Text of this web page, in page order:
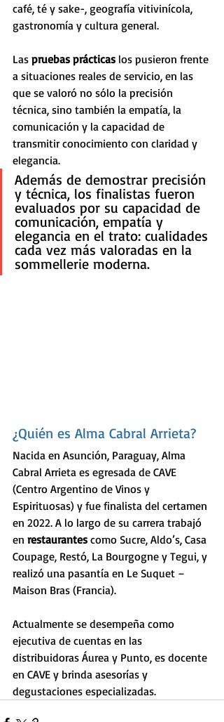
café, té y sake-, geografía vitivinícola,
gastronomía y cultura general.
Las pruebas prácticas los pusieron frente
a situaciones reales de servicio, en las
que se valoró no sólo la precisión
técnica, sino también la empatía, la
comunicación y la capacidad de
transmitir conocimiento con claridad y
elegancia.
Además de demostrar precisión
y técnica, los finalistas fueron
evaluados por su capacidad de
comunicación, empatía y
elegancia en el trato: cualidades
cada vez más valoradas en la
sommellerie moderna.
¿Quién es Alma Cabral Arrieta?
Nacida en Asunción, Paraguay, Alma
Cabral Arrieta es egresada de CAVE
(Centro Argentino de Vinos y
Espirituosas) y fue finalista del certamen
en 2022. A lo largo de su carrera trabajó
en restaurantes como Sucre, Aldo’s, Casa
Coupage, Restó, La Bourgogne y Tegui, y
realizó una pasantía en Le Suquet –
Maison Bras (Francia).
Actualmente se desempeña como
ejecutiva de cuentas en las
distribuidoras Áurea y Punto, es docente
en CAVE y brinda asesorías y
degustaciones especializadas.